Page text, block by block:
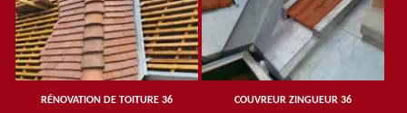
RÉNOVATION DE TOITURE 36 COUVREUR ZINGUEUR 36